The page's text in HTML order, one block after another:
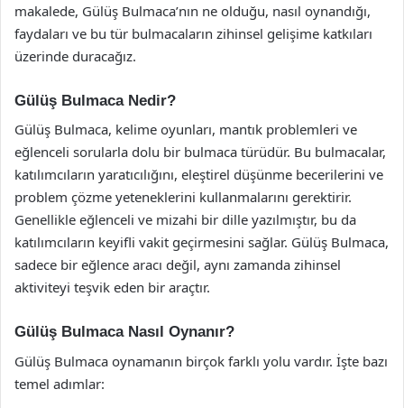
makalede, Gülüş Bulmaca’nın ne olduğu, nasıl oynandığı,
faydaları ve bu tür bulmacaların zihinsel gelişime katkıları
üzerinde duracağız.
Gülüş Bulmaca Nedir?
Gülüş Bulmaca, kelime oyunları, mantık problemleri ve
eğlenceli sorularla dolu bir bulmaca türüdür. Bu bulmacalar,
katılımcıların yaratıcılığını, eleştirel düşünme becerilerini ve
problem çözme yeteneklerini kullanmalarını gerektirir.
Genellikle eğlenceli ve mizahi bir dille yazılmıştır, bu da
katılımcıların keyifli vakit geçirmesini sağlar. Gülüş Bulmaca,
sadece bir eğlence aracı değil, aynı zamanda zihinsel
aktiviteyi teşvik eden bir araçtır.
Gülüş Bulmaca Nasıl Oynanır?
Gülüş Bulmaca oynamanın birçok farklı yolu vardır. İşte bazı
temel adımlar: